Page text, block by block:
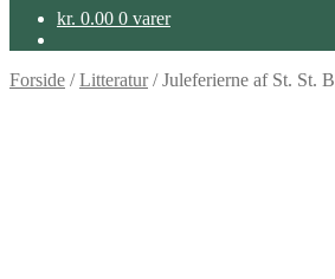
kr. 0.00 0 varer
Forside /Litteratur/Juleferierne af St. St.